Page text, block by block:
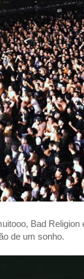
Bad
de um sonho.